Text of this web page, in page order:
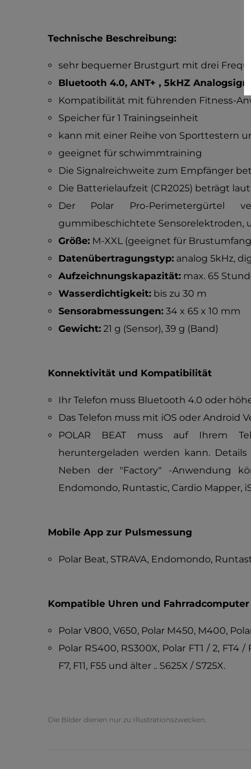
Technische Beschreibung:
sehr bequemer Brustgurt mit drei
Bluetooth 4.0, ANT+ , 5kHZ
Kompatibilität mit führenden Fitness-
Speicher für 1 Trainingseinheit
kann mit einer Reihe von Sporttestern
geeignet für schwimmtraining
Die Signalreichweite zum Empfänger
Die Batterielaufzeit (CR2025) beträgt
Der Polar Pro-Perimetergürtel
gummibeschichtete Sensorelektroden,
Größe:M-XXL (geeignet für
Datenübertragungstyp:analog 5kHz,
Aufzeichnungskapazität:max. 65
Wasserdichtigkeit:bis zu 30 m
Sensorabmessungen:34 x 65 x 10 mm
Gewicht:21 g (Sensor), 39 g (Band)
Konnektivität und Kompatibilität
Ihr Telefon muss Bluetooth 4.0 oder
Das Telefon muss mit iOS oder Android
POLAR BEAT muss auf Ihrem
heruntergeladen werden kann.
Neben der "Factory" -Anwendung
Endomondo, Runtastic, Cardio Mapper,
Mobile App zur Pulsmessung
Polar Beat, STRAVA, Endomondo,
Kompatible Uhren und Fahrradcomputer
Polar V800, V650, Polar M450, M400,
Polar RS400, RS300X, Polar FT1 / 2, FT4 /
F7, F11, F55 und älter .. S625X / S725X.
Die Bilder dienen nur zu Illustrationszwecken.